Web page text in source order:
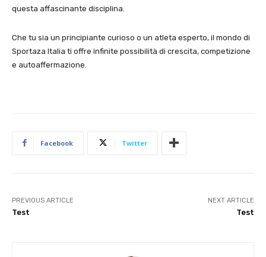
questa affascinante disciplina.
Che tu sia un principiante curioso o un atleta esperto, il mondo di
Sportaza Italia ti offre infinite possibilità di crescita, competizione
e autoaffermazione.
Facebook Twitter
PREVIOUS ARTICLE
Test
NEXT ARTICLE
Test